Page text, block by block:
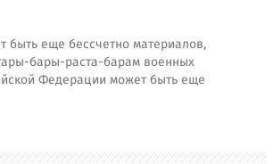
еще бессчетно материалов,
бары-раста-барам военных
Федерации может быть еще